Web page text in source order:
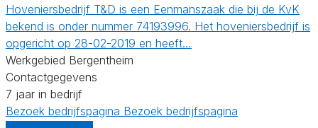
Hoveniersbedrijf T&D is een Eenmanszaak die bij de KvK
bekend is onder nummer 74193996. Het hoveniersbedrijf is
opgericht op 28-02-2019 en heeft…
Werkgebied Bergentheim
Contactgegevens
7 jaar in bedrijf
Bezoek bedrijfspagina Bezoek bedrijfspagina